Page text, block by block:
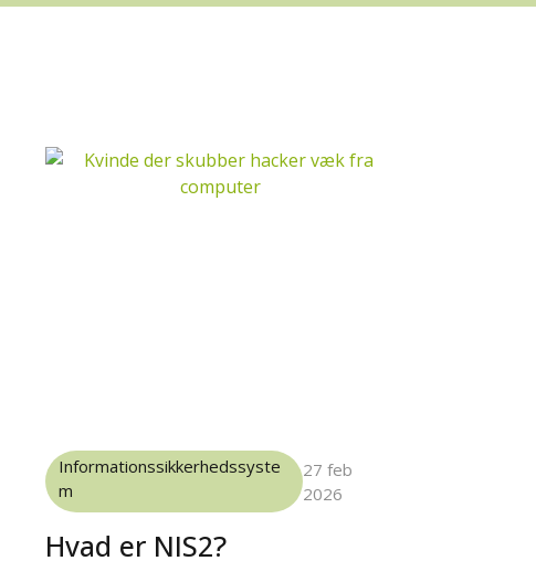
Informationssikkerhedssyste
m
27 feb
2026
Hvad er NIS2?